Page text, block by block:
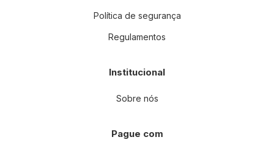
Política de segurança
Regulamentos
Institucional
Sobre nós
Pague com